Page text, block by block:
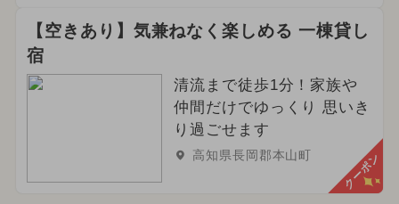
【空きあり】気兼ねなく楽しめる 一棟貸し
宿
清流まで徒歩1分！家族や
仲間だけでゆっくり 思いき
り過ごせます
高知県長岡郡本山町 クーポン